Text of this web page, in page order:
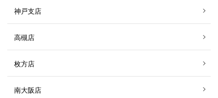
神戸支店
高槻店
枚方店
南大阪店